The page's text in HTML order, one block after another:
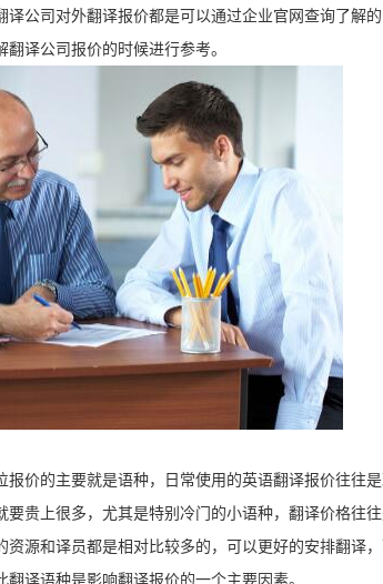
公司对外翻译报价都是可以通过企业官网查询了解
译公司报价的时候进行参考。
价的主要就是语种，日常使用的英语翻译报价往往
贵上很多，尤其是特别冷门的小语种，翻译价格往
源和译员都是相对比较多的，可以更好的安排翻译
译语种是影响翻译报价的一个主要因素。